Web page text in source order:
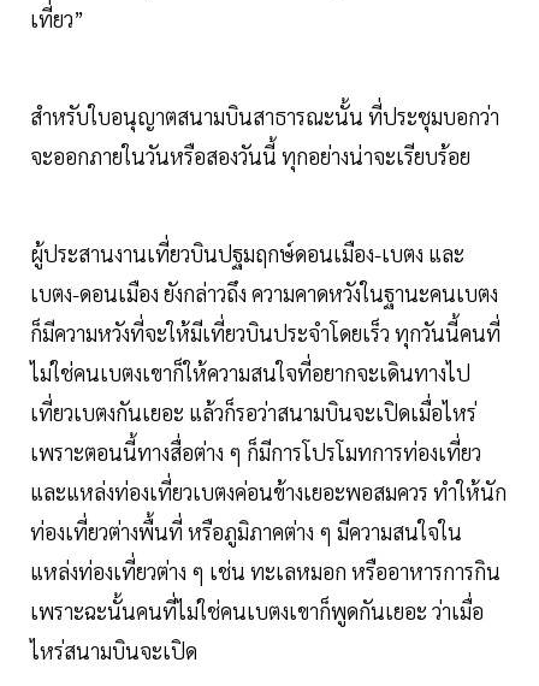
เที่ยว”
สำหรับใบอนุญาตสนามบินสาธารณะนั้น ที่ประชุมบอกว่า
จะออกภายในวันหรือสองวันนี้ ทุกอย่างน่าจะเรียบร้อย
ผู้ประสานงานเที่ยวบินปฐมฤกษ์ดอนเมือง-เบตง และ
เบตง-ดอนเมือง ยังกล่าวถึง ความคาดหวังในฐานะคนเบตง
ก็มีความหวังที่จะให้มีเที่ยวบินประจำโดยเร็ว ทุกวันนี้คนที่
ไม่ใช่คนเบตงเขาก็ให้ความสนใจที่อยากจะเดินทางไป
เที่ยวเบตงกันเยอะ แล้วก็รอว่าสนามบินจะเปิดเมื่อไหร่
เพราะตอนนี้ทางสื่อต่าง ๆ ก็มีการโปรโมทการท่องเที่ยว
และแหล่งท่องเที่ยวเบตงค่อนข้างเยอะพอสมควร ทำให้นัก
ท่องเที่ยวต่างพื้นที่ หรือภูมิภาคต่าง ๆ มีความสนใจใน
แหล่งท่องเที่ยวต่าง ๆ เช่น ทะเลหมอก หรืออาหารการกิน
เพราะฉะนั้นคนที่ไม่ใช่คนเบตงเขาก็พูดกันเยอะ ว่าเมื่อ
ไหร่สนามบินจะเปิด